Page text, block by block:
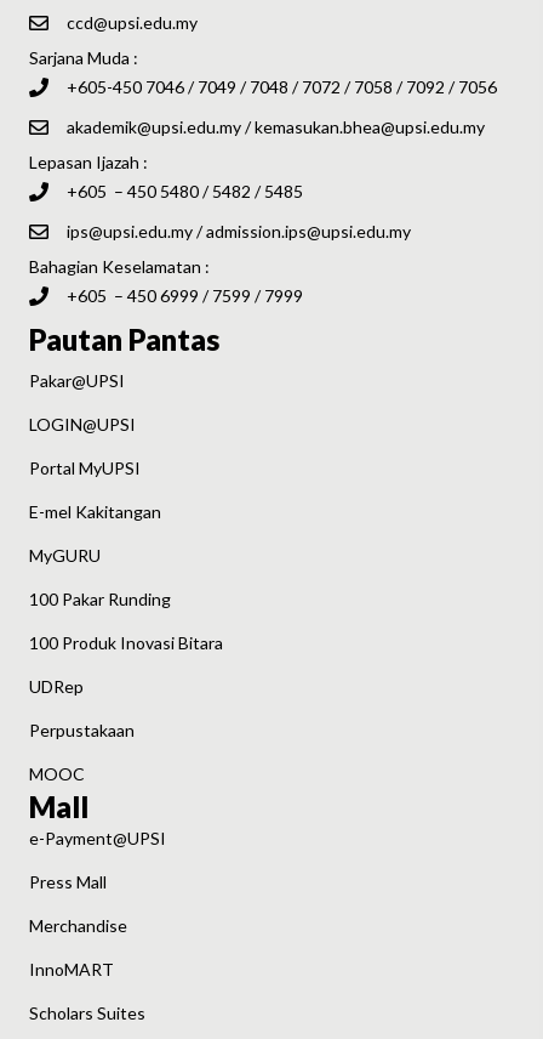
ccd@upsi.edu.my
Sarjana Muda :
+605-450 7046 / 7049 / 7048 / 7072 / 7058 / 7092 / 7056
akademik@upsi.edu.my/kemasukan.bhea@upsi.edu.my
Lepasan Ijazah :
+605 – 450 5480 / 5482 / 5485
ips@upsi.edu.my/admission.ips@upsi.edu.my
Bahagian Keselamatan :
+605 – 450 6999 / 7599 / 7999
Pautan Pantas
Pakar@UPSI
LOGIN@UPSI
Portal MyUPSI
E-mel Kakitangan
MyGURU
100 Pakar Runding
100 Produk Inovasi Bitara
UDRep
Perpustakaan
MOOC
Mall
e-Payment@UPSI
Press Mall
Merchandise
InnoMART
Scholars Suites